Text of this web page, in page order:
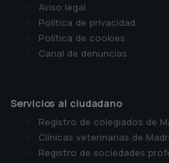
Aviso legal
Política de privacidad
Política de cookies
Canal de denuncias
Servicios al ciudadano
Registro de colegiados de
Clínicas veterinarias de
Registro de sociedades